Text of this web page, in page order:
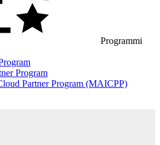
Programmi
Program
Partner Program (MAICPP)